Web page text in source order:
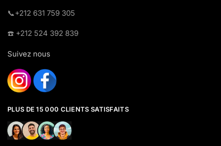
​📞+212 631 759 305
☎️​ +212 524 392 839
Suivez nous
PLUS DE 15 000 CLIENTS SATISFAITS